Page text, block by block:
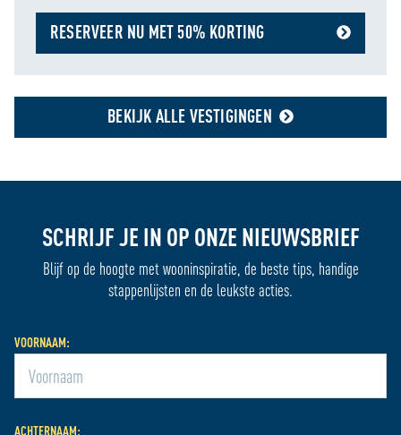
RESERVEER NU MET 50% KORTING
BEKIJK ALLE VESTIGINGEN
SCHRIJF JE IN OP ONZE NIEUWSBRIEF
Blijf op de hoogte met wooninspiratie, de beste tips, handige
stappenlijsten en de leukste acties.
VOORNAAM:
ACHTERNAAM: